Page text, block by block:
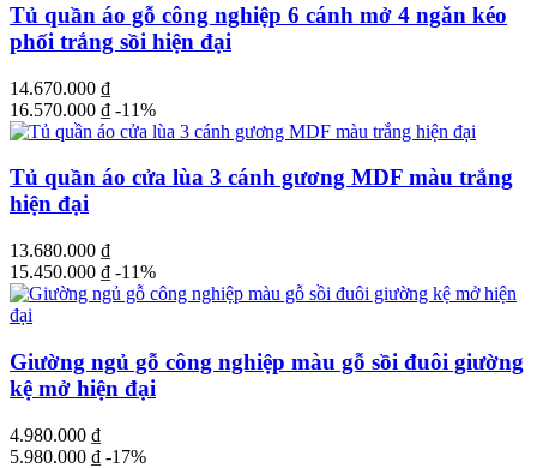
Tủ quần áo gỗ công nghiệp 6 cánh mở 4 ngăn kéo
phối trắng sồi hiện đại
14.670.000 ₫
16.570.000 ₫ -11%
Tủ quần áo cửa lùa 3 cánh gương MDF màu trắng
hiện đại
13.680.000 ₫
15.450.000 ₫ -11%
Giường ngủ gỗ công nghiệp màu gỗ sồi đuôi giường
kệ mở hiện đại
4.980.000 ₫
5.980.000 ₫ -17%